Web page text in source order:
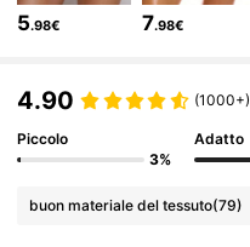
4.3M Follower
5.98€ 7.98€
4.90 (1000+)
Piccolo
3%
Adatto
buon materiale del tessuto(79)